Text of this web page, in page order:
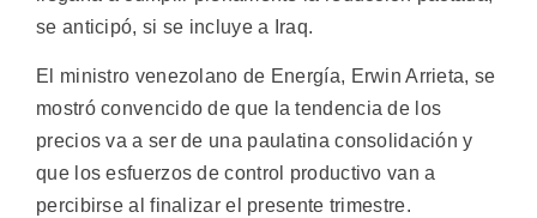
se anticipó, si se incluye a Iraq.
El ministro venezolano de Energía, Erwin Arrieta, se
mostró convencido de que la tendencia de los
precios va a ser de una paulatina consolidación y
que los esfuerzos de control productivo van a
percibirse al finalizar el presente trimestre.